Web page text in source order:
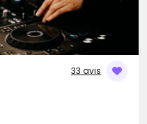
33 avis